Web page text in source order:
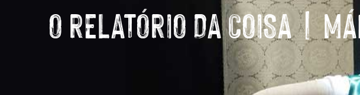
O RELATÓRIO DA COISA |